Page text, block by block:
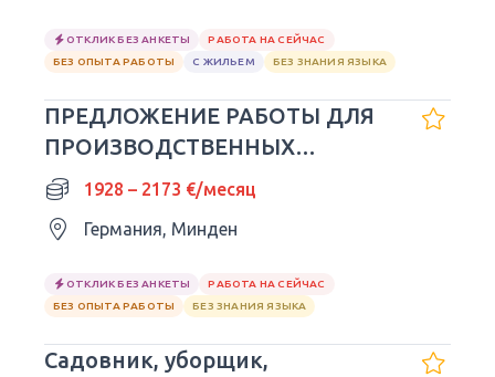
ОТКЛИК БЕЗ АНКЕТЫ
РАБОТА НА СЕЙЧАС
БЕЗ ОПЫТА РАБОТЫ
С ЖИЛЬЕМ БЕЗ ЗНАНИЯ ЯЗЫКА
ПРЕДЛОЖЕНИЕ РАБОТЫ ДЛЯ
ПРОИЗВОДСТВЕННЫХ
РАБОЧИХ -
1928 – 2173 €/месяц
Германия, Минден
ОТКЛИК БЕЗ АНКЕТЫ
РАБОТА НА СЕЙЧАС
БЕЗ ОПЫТА РАБОТЫ
БЕЗ ЗНАНИЯ ЯЗЫКА
Садовник, уборщик,